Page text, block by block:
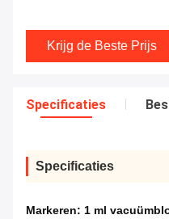
Krijg de Beste Prijs
Specificaties
Specificaties
Markeren: 1 ml